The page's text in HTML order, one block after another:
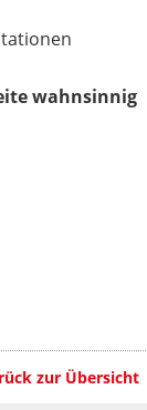
wahnsinnig
zur Übersicht